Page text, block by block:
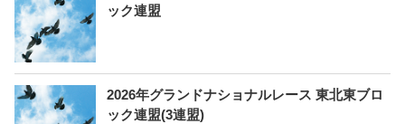
ック連盟
2026年グランドナショナルレース 東北東ブロ
ック連盟(3連盟)